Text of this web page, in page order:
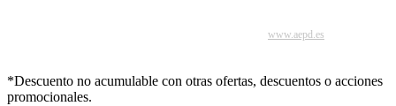
www.aepd.es
*Descuento no acumulable con otras ofertas, descuentos o acciones
promocionales.